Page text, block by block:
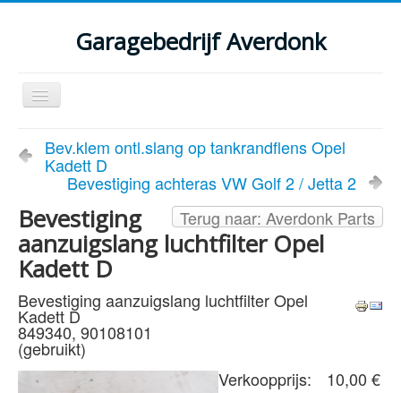
Garagebedrijf Averdonk
Schakelen
navigatie
Welkom
Klassiekers en restauratie verslagen
Diensten
Parts
Occasions
Kenteken gegevens opvragen
Contact
Bev.klem ontl.slang op tankrandflens Opel
Kadett D
Bevestiging achteras VW Golf 2 / Jetta 2
Terug naar: Averdonk Parts
Bevestiging
aanzuigslang luchtfilter Opel
Kadett D
Bevestiging aanzuigslang luchtfilter Opel
Kadett D
849340, 90108101
(gebruikt)
Verkoopprijs:
10,00 €